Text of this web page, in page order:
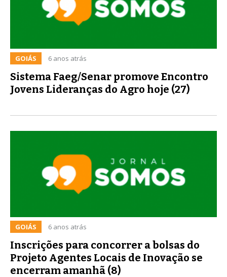
GOIÁS 6 anos atrás
Sistema Faeg/Senar promove Encontro
Jovens Lideranças do Agro hoje (27)
GOIÁS 6 anos atrás
Inscrições para concorrer a bolsas do
Projeto Agentes Locais de Inovação se
encerram amanhã (8)